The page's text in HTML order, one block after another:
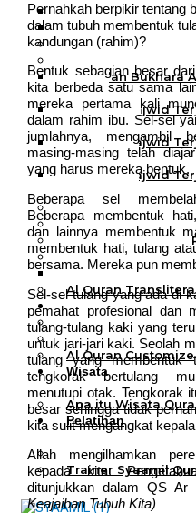
Al Quran Haji Umrah
Mushaf Tilawah
Al Quran Terjemah
Al Quran Tajwid
Al-Qur’an Bukhara
Harian
Al Quran Tajwid
Bukhara A6
Al Quran Tajwid
Bukhara A5
Al Quran Tajwid
Bukhara B5
Al Quran Spesial
Al Quran Spesial
Al Quran Terjemah
Al Quran Tilawah
Mushaf Tilawah
Al Quran
Kemitraan
Rumah Syaamil
Wholesale & Retail
Al Quran Customize
Wisata
Quran
Apa itu Wisata
Pelatihan
Kequranan
Apa itu Pelatihan
Trainer Syaamil
Pernahkah berpikir tentang
dalam tubuh membentuk
kandungan (rahim)?
Bentuk sebagian besar
kita berbeda satu sama
mereka pertama kali
dalam rahim ibu. Sel-sel
jumlahnya, mengambil
masing-masing telah
yang harus mereka bentuk.
Beberapa sel
Beberapa membentuk
dan lainnya membentuk
membentuk hati, tulang
bersama. Mereka pun
Sel-sel tulang yang ada di
pemahat profesional dan
tulang-tulang kaki yang
untuk jari-jari kaki. Seolah
tulang yang membentuk
tengkorak bertulang
menutupi otak. Tengkorak
besar sehingga tidak
kita sulit mengangkat
Allah mengilhamkan
kepada kita.
ditunjukkan dalam QS Ar
Keajaiban Tubuh Kita)